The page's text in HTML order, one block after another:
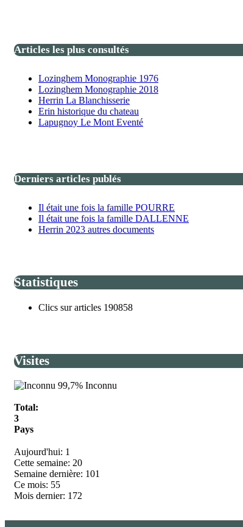
Articles les plus consultés
Lozinghem Monographie 1976
Lozinghem Monographie 2018
Herrin La Blanchisserie
Erin historique du chateau
Lapugnoy Le Mont Eventé
Derniers articles publés
Il était une fois la famille POURRE
Il était une fois la famille DALLENNE
Herrin 2023 autres documents
Statistiques
Clics sur articles 190858
Visites
99,7% Inconnu
Total:
3
Pays
Aujourd'hui: 1
Cette semaine: 20
Semaine dernière: 101
Ce mois: 55
Mois dernier: 172